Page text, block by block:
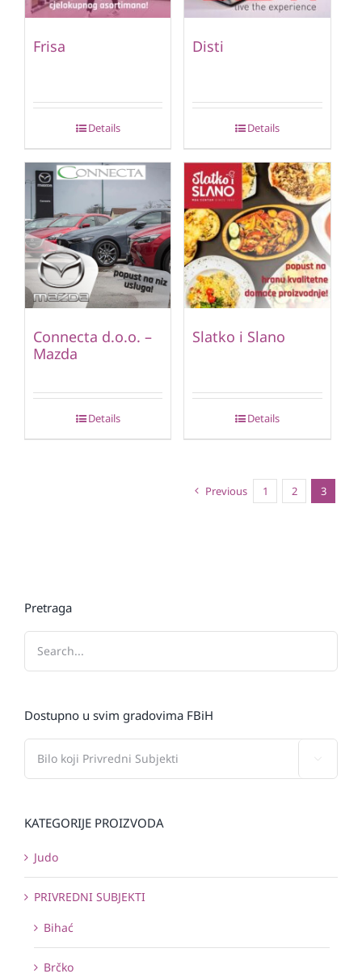
Frisa
Details
Disti
Details
Connecta d.o.o. –
Mazda
Details
Slatko i Slano
Details
Previous 1 2 3
Pretraga
Dostupno u svim gradovima FBiH
KATEGORIJE PROIZVODA
Judo
PRIVREDNI SUBJEKTI
Bihać
Brčko